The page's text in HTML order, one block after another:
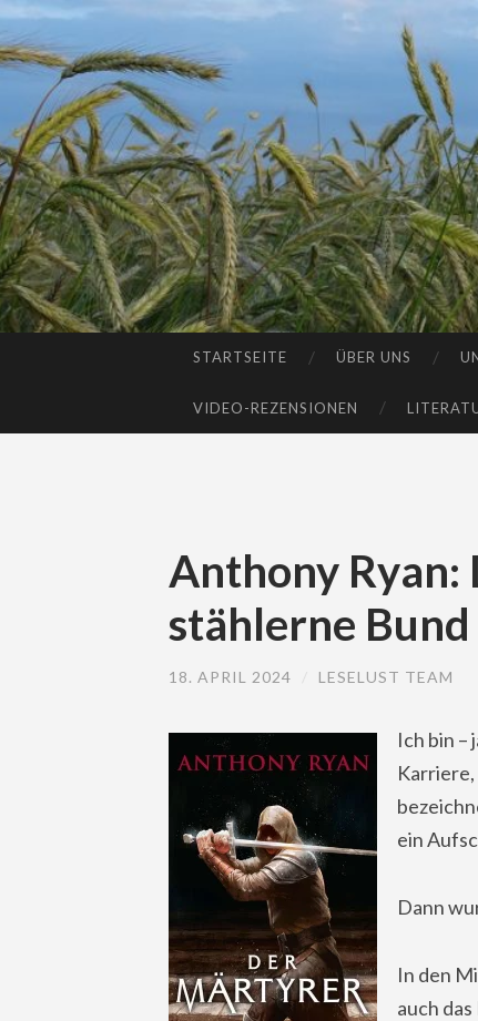
STARTSEITE ÜBER UNS
VIDEO-REZENSIONEN
Anthony
stählerne
18. APRIL 2024 LESELUST TEAM
Ich bin –
Karriere,
ein
Dann
In den
auch